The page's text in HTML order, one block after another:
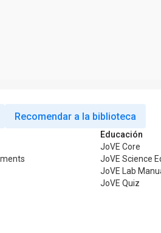
Recomendar a la biblioteca
Educación
JoVE Core
JoVE Science
JoVE Lab
JoVE Quiz